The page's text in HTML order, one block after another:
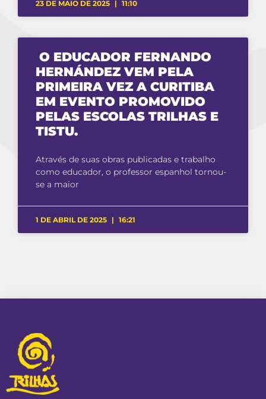
23 DE MAIO DE 2025 11:10
O EDUCADOR FERNANDO
HERNÁNDEZ VEM PELA
PRIMEIRA VEZ A CURITIBA
EM EVENTO PROMOVIDO
PELAS ESCOLAS TRILHAS E
TISTU.
Através de suas obras publicadas e trabalho
como educador, o professor espanhol tornou-
se a maior
1 DE ABRIL DE 2025 16:21